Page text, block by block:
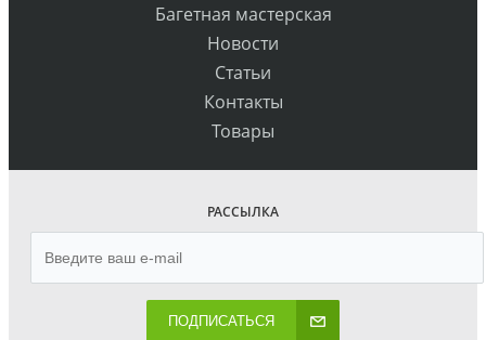
Багетная мастерская
Новости
Статьи
Контакты
Товары
РАССЫЛКА
ПОДПИСАТЬСЯ